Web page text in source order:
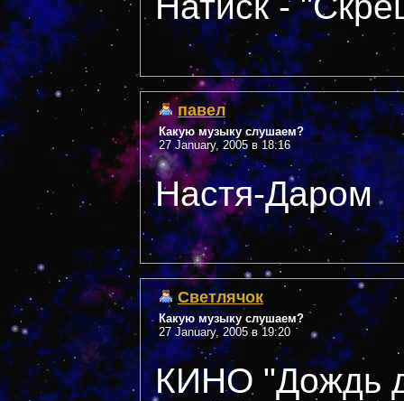
павел
Какую музыку слушаем?
27 January, 2005 в 18:16
Настя-Даром
Светлячок
Какую музыку слушаем?
27 January, 2005 в 19:20
КИНО "Дождь